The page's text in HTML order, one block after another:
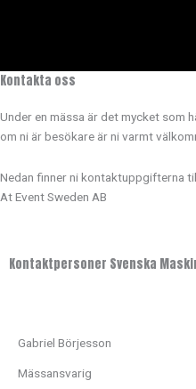
Kontakta oss
Under en mässa är det mycket som
om ni är besökare är ni varmt
Nedan finner ni kontaktuppgifterna
At Event Sweden AB
Kontaktpersoner Svenska
Gabriel Börjesson
Mässansvarig